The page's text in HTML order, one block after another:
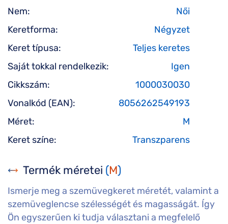
Nem:
Női
Keretforma:
Négyzet
Keret típusa:
Teljes keretes
Saját tokkal rendelkezik:
Igen
Cikkszám:
1000030030
Vonalkód (EAN):
8056262549193
Méret:
M
Keret színe:
Transzparens
Termék méretei (M)
Ismerje meg a szemüvegkeret méretét, valamint a
szemüveglencse szélességét és magasságát. Így
Ön egyszerűen ki tudja választani a megfelelő